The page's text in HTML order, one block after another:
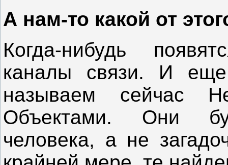
А нам-то какой от
Когда-нибудь
каналы связи. И
называем сейчас
Объектами. Они
человека, а не